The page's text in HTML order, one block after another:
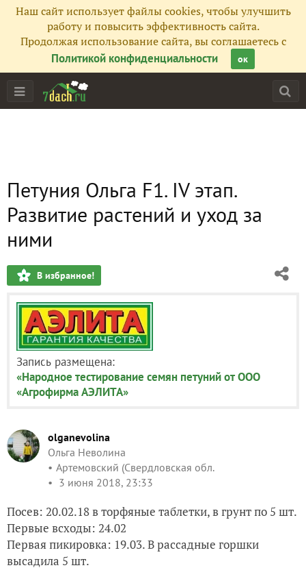
Наш сайт использует файлы cookies, чтобы улучшить
работу и повысить эффективность сайта.
Продолжая использование сайта, вы соглашаетесь с
Политикой конфиденциальности
ок
Петуния Ольга F1. IV этап.
Развитие растений и уход за
ними
В избранное!
Запись размещена:
«Народное тестирование семян петуний от ООО
«Агрофирма АЭЛИТА»
olganevolina
Ольга Неволина
Артемовский (Свердловская обл.
3 июня 2018, 23:33
Посев: 20.02.18 в торфяные таблетки, в грунт по 5 шт.
Первые всходы: 24.02
Первая пикировка: 19.03. В рассадные горшки
высадила 5 шт.